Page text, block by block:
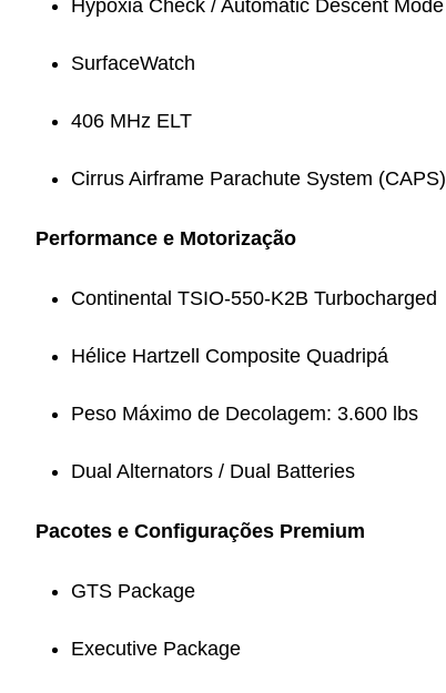
Hypoxia Check / Automatic Descent Mode
SurfaceWatch
406 MHz ELT
Cirrus Airframe Parachute System (CAPS)
Performance e Motorização
Continental TSIO-550-K2B Turbocharged
Hélice Hartzell Composite Quadripá
Peso Máximo de Decolagem: 3.600 lbs
Dual Alternators / Dual Batteries
Pacotes e Configurações Premium
GTS Package
Executive Package